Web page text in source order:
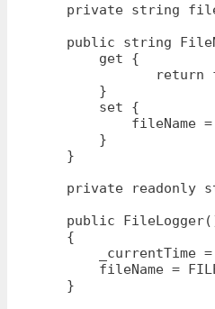
private string
public string
        get {
return
        }
        set {
fileName
        }
    }
private readonly
public
    {
_currentTime
fileName =
    }